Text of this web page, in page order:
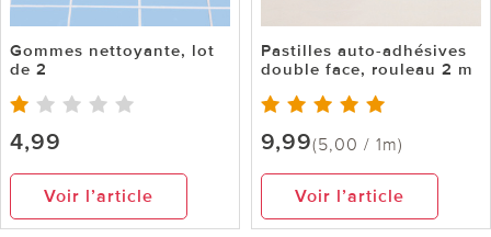
Gommes nettoyante, lot
de 2
4,99
Voir l’article
Pastilles auto-adhésives
double face, rouleau 2 m
9,99(5,00 / 1m)
Voir l’article